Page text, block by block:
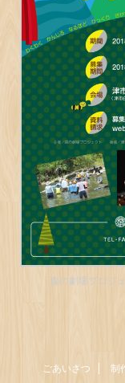
森の劇場プロジ
ごあいさつ 制